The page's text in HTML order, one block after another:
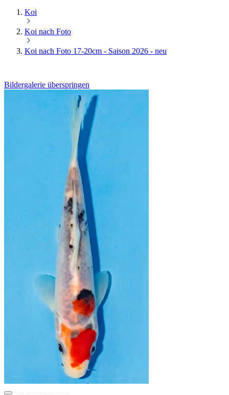
Koi
Koi nach Foto
Koi nach Foto 17-20cm - Saison 2026 - neu
Bildergalerie überspringen